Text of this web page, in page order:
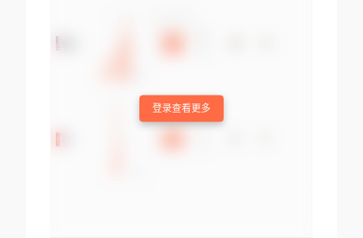
登录查看更多